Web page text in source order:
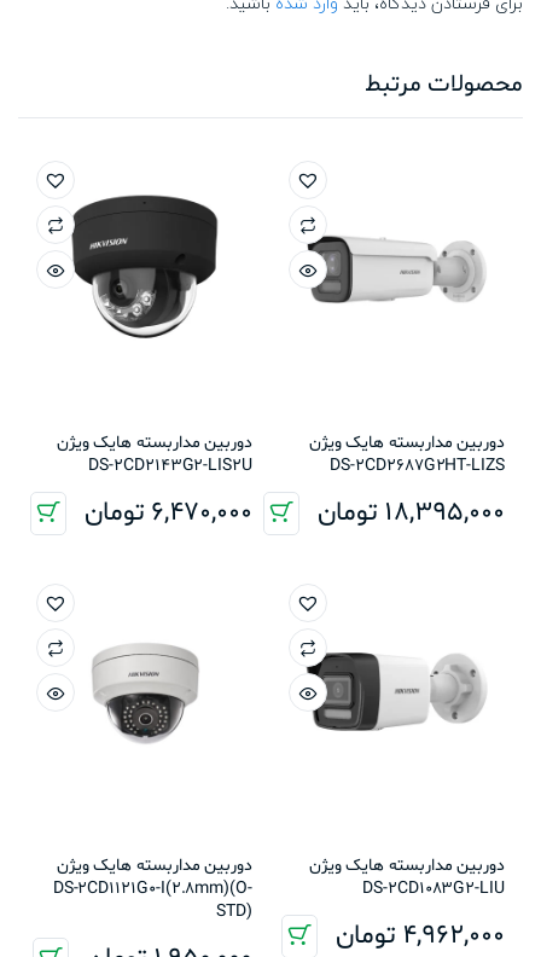
محصولات مرتبط
دوربین مداربسته هایک ویژن
DS-2CD2687G2HT-LIZS
18,395,000 تومان
دوربین مداربسته هایک ویژن
DS-2CD2143G2-LIS2U
6,470,000 تومان
دوربین مداربسته هایک ویژن
DS-2CD1083G2-LIU
4,962,000 تومان
دوربین مداربسته هایک ویژن
DS-2CD1121G0-I(2.8mm)(O-
STD)